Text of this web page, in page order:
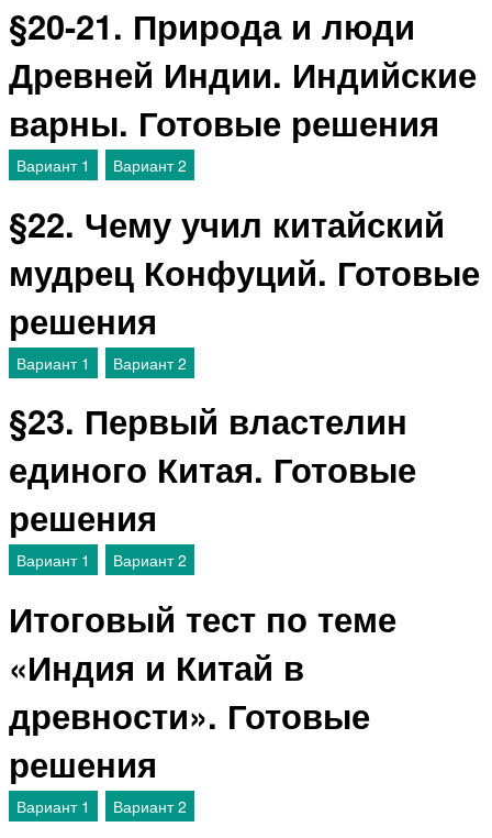
§20-21. Природа и люди
Древней Индии. Индийские
варны. Готовые решения
Вариант 1 Вариант 2
§22. Чему учил китайский
мудрец Конфуций. Готовые
решения
Вариант 1 Вариант 2
§23. Первый властелин
единого Китая. Готовые
решения
Вариант 1 Вариант 2
Итоговый тест по теме
«Индия и Китай в
древности». Готовые
решения
Вариант 1 Вариант 2